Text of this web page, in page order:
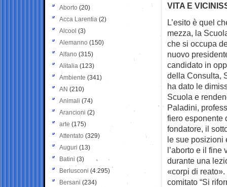
VITA E
L’esito è quel
mezza, la
che si occupa
nuovo
candidato in
della Consulta,
ha dato le
Scuola e
Paladini,
fiero esponente
fondatore, il
le sue posizioni
l’aborto e il fine
durante una
«corpi di
comitato “Si
Aborto (20)
Acca Larentia (2)
Alcool (3)
Alemanno (150)
Alfano (315)
Alitalia (123)
Ambiente (341)
AN (210)
Animali (74)
Arancioni (2)
arte (175)
Attentato (329)
Auguri (13)
Batini (3)
Berlusconi (4.295)
Bersani (234)